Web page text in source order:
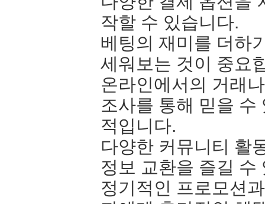
작할 수 있습니다.
베팅의 재미를 더하
세워보는 것이 중요
온라인에서의 거래
조사를 통해 믿을
적입니다.
다양한 커뮤니티 활
정보 교환을 즐길 수
정기적인 프로모션